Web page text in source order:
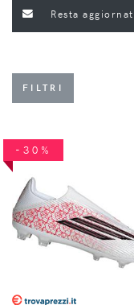
Resta
FILTRI
-30%